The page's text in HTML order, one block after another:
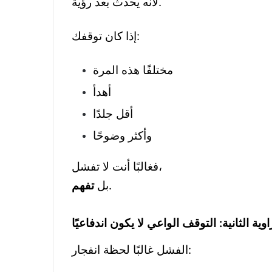
إذا كان توقفك:
مختلفًا هذه المرة
أهدأ
أقل جلدًا
وأكثر وضوحًا
فغالبًا أنت لا تفشل،
بلتفهم .
الثانية: التوقف الواعي لا يكون اندفاعيًا
الفشل غالبًا لحظة انفجار: